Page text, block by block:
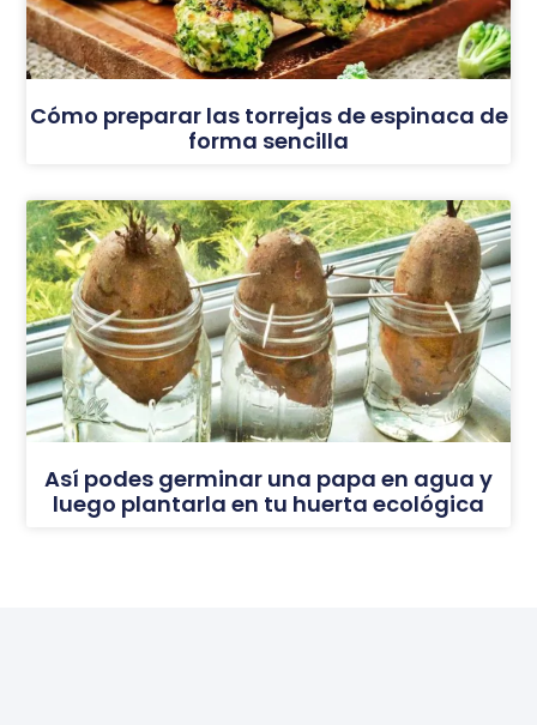
Cómo preparar las torrejas de espinaca de
forma sencilla
Así podes germinar una papa en agua y
luego plantarla en tu huerta ecológica